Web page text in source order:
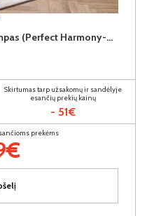
STRADA-N (IV gr.) minkštas kampas (Perfect Harmony-04) D
Skirtumas tarp užsakomų ir sandėlyje
esančių prekių kainų
- 51€
prekėms